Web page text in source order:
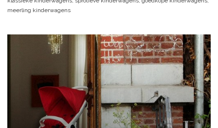
meerling kinderwagens